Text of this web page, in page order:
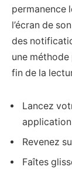
permanence
l’écran de
des
une
fin de la
Lancez
Revenez
Faîtes